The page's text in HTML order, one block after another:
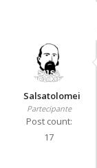
Salsatolomei
Partecipante
Post count:
17